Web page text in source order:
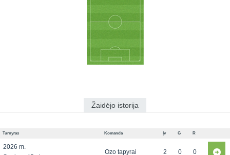
Žaidėjo istorija
Turnyras Komanda Įv G R
2026 m.
Ozo tapyrai 2 0 0